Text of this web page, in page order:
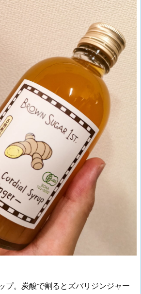
プ。炭酸で割るとズバリジンジャー